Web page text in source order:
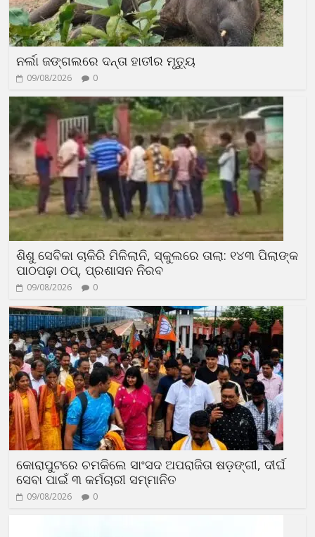
ନର୍ଲା ଜଙ୍ଗଲରେ ଦନ୍ତା ହାତୀର ମୃତ୍ୟୁ
09/08/2026 0
ଶିଶୁ ସେବିକା ଚାକିରି ମିଳିଲାନି, ସ୍କୁଲରେ ତାଲା: ୧୪୩ ପିଲାଙ୍କ
ପାଠପଢ଼ା ଠପ୍, ପ୍ରଶାସନ ନିରବ
09/08/2026 0
କୋରାପୁଟରେ ଚମକିଲେ ସାଂସଦ ଅପରାଜିତା ଷଡ଼ଙ୍ଗୀ, ଦୀର୍ଘ
ସେବା ପାଇଁ ୩ କର୍ମଚାରୀ ସମ୍ମାନିତ
09/08/2026 0